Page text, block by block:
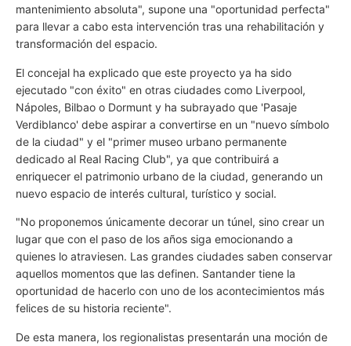
mantenimiento absoluta", supone una "oportunidad perfecta"
para llevar a cabo esta intervención tras una rehabilitación y
transformación del espacio.
El concejal ha explicado que este proyecto ya ha sido
ejecutado "con éxito" en otras ciudades como Liverpool,
Nápoles, Bilbao o Dormunt y ha subrayado que 'Pasaje
Verdiblanco' debe aspirar a convertirse en un "nuevo símbolo
de la ciudad" y el "primer museo urbano permanente
dedicado al Real Racing Club", ya que contribuirá a
enriquecer el patrimonio urbano de la ciudad, generando un
nuevo espacio de interés cultural, turístico y social.
"No proponemos únicamente decorar un túnel, sino crear un
lugar que con el paso de los años siga emocionando a
quienes lo atraviesen. Las grandes ciudades saben conservar
aquellos momentos que las definen. Santander tiene la
oportunidad de hacerlo con uno de los acontecimientos más
felices de su historia reciente".
De esta manera, los regionalistas presentarán una moción de